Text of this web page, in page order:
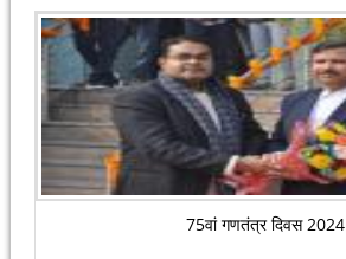
75वां गणतंत्र दिवस 2024